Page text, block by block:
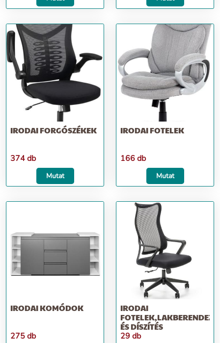
IRODAI FORGÓSZÉKEK
374 db
Mutat
IRODAI FOTELEK
166 db
Mutat
IRODAI KOMÓDOK
275 db
IRODAI
ÉS DÍSZÍTÉS
29 db